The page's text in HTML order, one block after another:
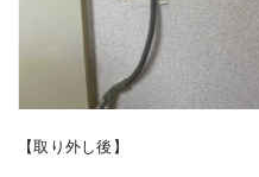
【取り外し後】